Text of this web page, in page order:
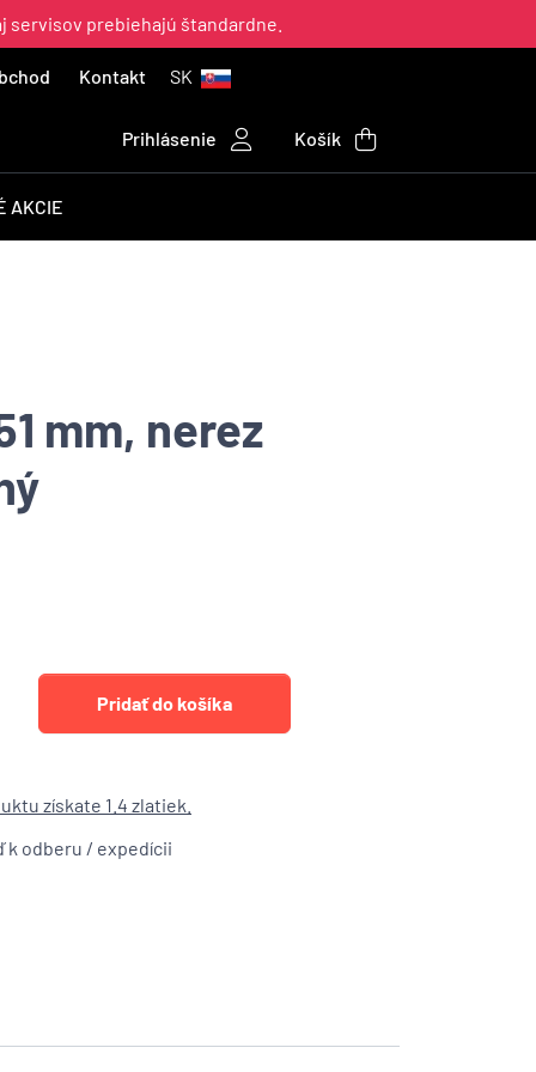
servisov prebiehajú štandardne.
Kontakt SK
Prihlásenie Košík
AKCIE
mm, nerez
získate 1.4 zlatiek.
k odberu / expedícii